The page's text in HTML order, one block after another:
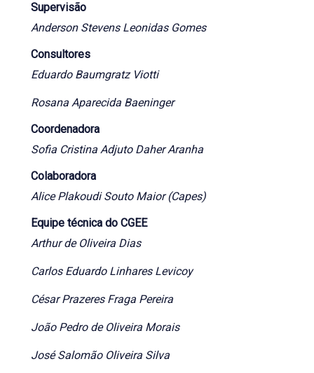
Supervisão
Anderson Stevens Leonidas Gomes
Consultores
Eduardo Baumgratz Viotti
Rosana Aparecida Baeninger
Coordenadora
Sofia Cristina Adjuto Daher Aranha
Colaboradora
Alice Plakoudi Souto Maior (Capes)
Equipe técnica do CGEE
Arthur de Oliveira Dias
Carlos Eduardo Linhares Levicoy
César Prazeres Fraga Pereira
João Pedro de Oliveira Morais
José Salomão Oliveira Silva